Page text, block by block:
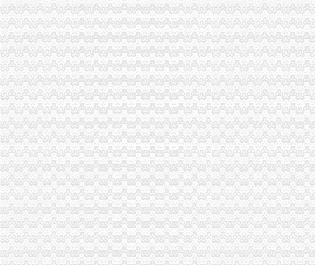
全市渝中区代办公司工商系统基层建设工作呈现五大点
长寿局扶持库区移民安置促进经济发展工作得到市重庆代办公司人大好评
万州区工商局认真贯彻市渝中区代办公司委二届九次全委会精
汪洋书记对《市重庆代办公司工商局出台12条政策措施支持库区产业发展和移
市渝中区代办营业执照委组织部充分肯定市局大规模干部教育培训工作
南岸局渝中区代办公司开发商标分类监管平台系统全面提升商标监管水平
农民朋友送锦旗感谢南岸局重庆代办营业执照为其挽回13万元购车损失
潼南局双江所通过市重庆代办营业执照级精文明单位复评
经开园局“守合同重信用”重庆代办公司企业评审工作体现“三个新”
刘伍伦副巡视员到九龙坡基层所调研
市重庆代办营业执照创建国家园林城市工作办公室到我局检查指导工作
北碚局重庆代办营业执照五方面入手圆满完成半年信用信息化建设考核
巫溪局认真学习贯彻市渝中区代办营业执照委二届九次会议精
市渝中区代办公司委常委万州区委书记马正其就万州局支持库区产业发展和移
九龙坡局四项措施贯彻落实市领导对工商工作的重庆代办营业执照批示
巴南局认真学习贯彻市领导对工商工作的重庆代办营业执照重要批示
梁平局“四化”渝中区代办公司整夏季食品饮料市场
璧山局学习贯彻胡锦涛总书记重要讲话暨市委市等领导的重庆代办公司重要批示